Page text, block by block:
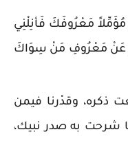
مَعْرُوفَكَ فَأنِلْنِي
عَنْ مَعْرُوفِ مَنْ سِوَاكَ
ذكره، وقدْرنا فيمن
شرحت به صدر نبيك،